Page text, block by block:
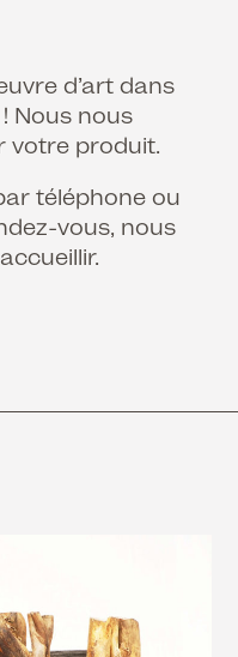
d’art dans
Nous nous
votre produit.
téléphone ou
vous, nous